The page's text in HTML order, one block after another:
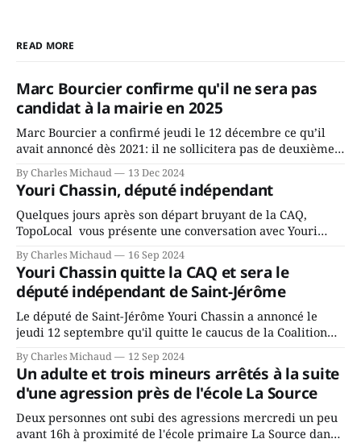
READ MORE
Marc Bourcier confirme qu'il ne sera pas
candidat à la mairie en 2025
Marc Bourcier a confirmé jeudi le 12 décembre ce qu’il
avait annoncé dès 2021: il ne sollicitera pas de deuxième
fait l’annonce en s’adressant aux employés de la ville,
rassemblés en soirée pour leur traditionnel souper
By Charles Michaud 13 Dec 2024
Youri Chassin, député indépendant
Quelques jours après son départ bruyant de la CAQ,
TopoLocal vous présente une conversation avec Youri
depuis longtemps? Sera-t-il candidat indépendant dans 2
ans? Joindrait-il un autre parti, par exemple les
conservateurs d’Éric Duhaime? Que lui
By Charles Michaud 16 Sep 2024
Youri Chassin quitte la CAQ et sera le
député indépendant de Saint-Jérôme
Le député de Saint-Jérôme Youri Chassin a annoncé le
jeudi 12 septembre qu'il quitte le caucus de la Coalition
gouvernement de la CAQ, surtout de son incapacité, qu'il
juge chronique, à offrir des
By Charles Michaud 12 Sep 2024
Un adulte et trois mineurs arrêtés à la suite
d'une agression près de l'école La Source
Deux personnes ont subi des agressions mercredi un peu
avant 16h à proximité de l'école primaire La Source dans